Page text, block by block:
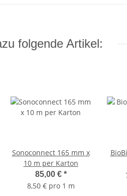
folgende Artikel:
Sonoconnect 165 mm x
10 m per Karton
85,00 € *
8,50 € pro 1 m